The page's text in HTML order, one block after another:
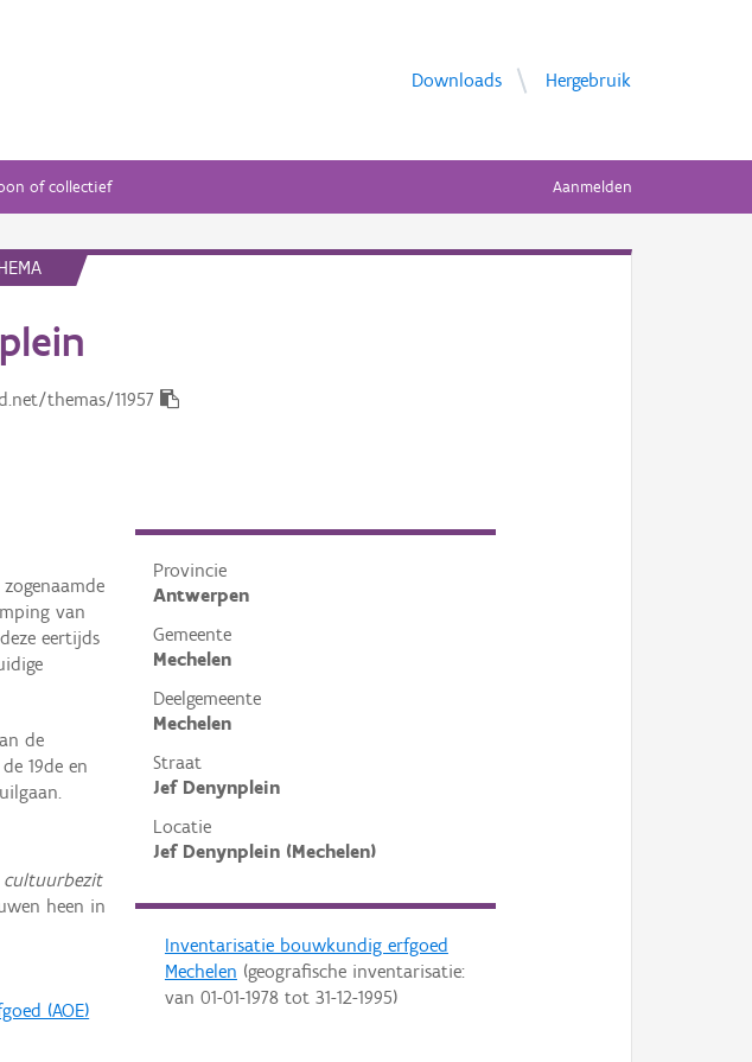
Downloads Hergebruik
of collectief Aanmelden
themas/11957
Provincie
Antwerpen
Gemeente
Mechelen
Deelgemeente
Mechelen
Straat
Jef Denynplein
Locatie
Jef Denynplein (Mechelen)
Inventarisatie bouwkundig erfgoed
Mechelen (geografische inventarisatie:
van 01-01-1978tot 31-12-1995)
van
eertijds
de
19de en
cultuurbezit
heen in
(AOE)